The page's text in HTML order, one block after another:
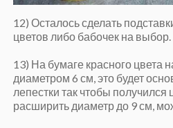
12) Осталось сделать
цветов либо бабочек на выбор.
13) На бумаге красного цвета
диаметром 6 см, это будет
лепестки так чтобы
расширить диаметр до 9 см,